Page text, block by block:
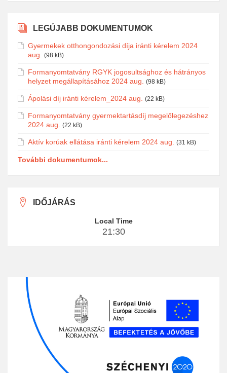
LEGÚJABB DOKUMENTUMOK
Gyermekek otthongondozási díja iránti kérelem 2024
aug.
(98 kB)
Formanyomtatvány RGYK jogosultsághoz és hátrányos
helyzet megállapításához 2024 aug.
(98 kB)
Ápolási díj iránti kérelem_2024 aug. (22 kB)
Formanyomtatvány gyermektartásdíj megelőlegezéshez
2024 aug.
(22 kB)
Aktív korúak ellátása iránti kérelem 2024 aug. (31 kB)
További dokumentumok...
IDŐJÁRÁS
Local Time
21:30